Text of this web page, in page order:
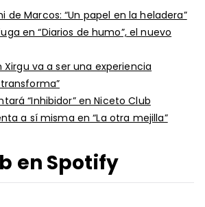
de Marcos: “Un papel en la heladera”
en “Diarios de humo”, el nuevo
Xirgu va a ser una experiencia
“Inhibidor” en Niceto Club
a sí misma en “La otra mejilla”
en Spotify